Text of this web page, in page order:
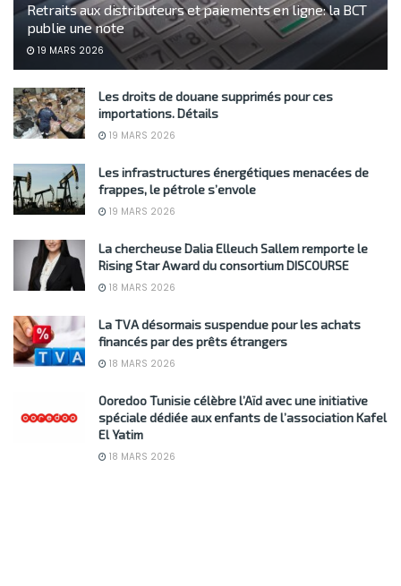
Retraits aux distributeurs et paiements en ligne: la BCT
publie une note
19 MARS 2026
Les droits de douane supprimés pour ces
importations. Détails
19 MARS 2026
Les infrastructures énergétiques menacées de
frappes, le pétrole s’envole
19 MARS 2026
La chercheuse Dalia Elleuch Sallem remporte le
Rising Star Award du consortium DISCOURSE
18 MARS 2026
La TVA désormais suspendue pour les achats
financés par des prêts étrangers
18 MARS 2026
Ooredoo Tunisie célèbre l’Aïd avec une initiative
spéciale dédiée aux enfants de l’association Kafel
El Yatim
18 MARS 2026